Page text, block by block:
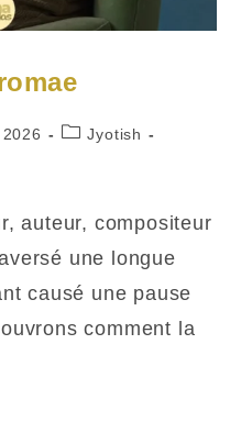
PostJyotish
auteur, compositeur
une longue
causé une pause
comment la